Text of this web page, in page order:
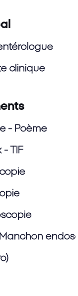
clinique
- Poème
- TIF